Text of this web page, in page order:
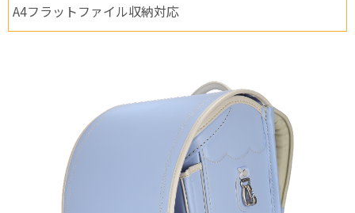
A4フラットファイル収納対応